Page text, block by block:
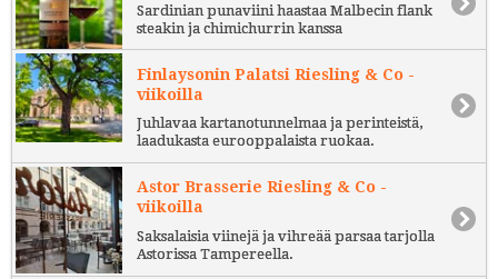
Sardinian punaviini haastaa Malbecin flank
steakin ja chimichurrin kanssa
Finlaysonin Palatsi Riesling & Co -
viikoilla
Juhlavaa kartanotunnelmaa ja perinteistä,
laadukasta eurooppalaista ruokaa.
Astor Brasserie Riesling & Co -
viikoilla
Saksalaisia viinejä ja vihreää parsaa tarjolla
Astorissa Tampereella.